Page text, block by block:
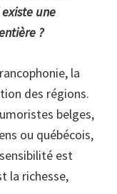
une
?
la
des régions.
belges,
ou québécois,
est
la richesse,